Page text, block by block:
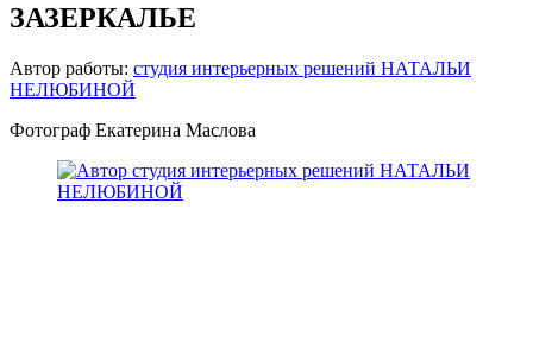
ЗАЗЕРКАЛЬЕ
Автор работы: студия интерьерных решений НАТАЛЬИ
НЕЛЮБИНОЙ
Фотограф Екатерина Маслова